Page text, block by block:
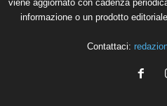
viene aggiornato con cadenza
informazione o un prodotto
Contattaci: